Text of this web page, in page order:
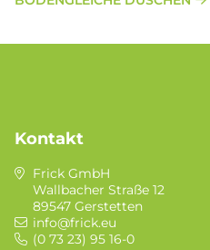
Kontakt
Frick GmbH
Wallbacher Straße 12
89547 Gerstetten
info@frick.eu
(0 73 23) 95 16-0